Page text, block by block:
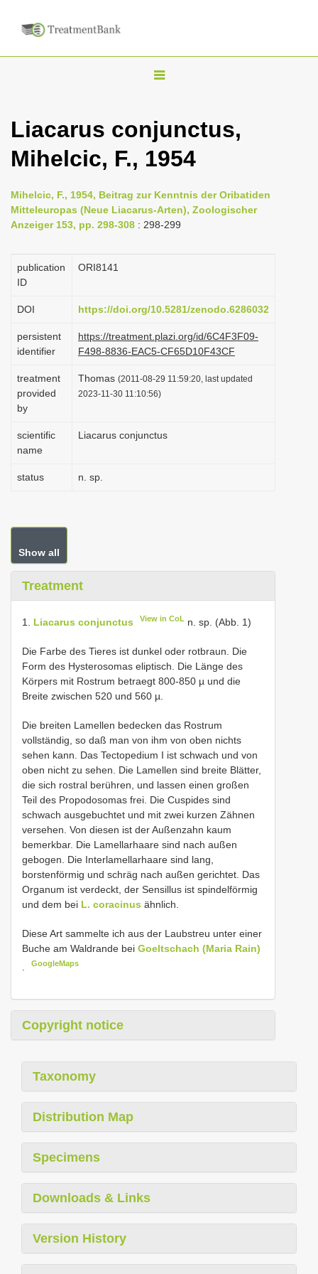
T
l
n
a
i
t
i
o
n
Liacarus conjunctus,
Mihelcic, F., 1954
Mihelcic, F., 1954, Beitrag zur Kenntnis der Oribatiden
Mitteleuropas (Neue Liacarus-Arten), Zoologischer
Anzeiger 153, pp. 298-308 : 298-299
publication
ID
ORI8141
DOI https://doi.org/10.5281/zenodo.6286032
persistent
identifier
https://treatment.plazi.org/id/6C4F3F09-
F498-8836-EAC5-CF65D10F43CF
treatment
provided
by
Thomas (2011-08-29 11:59:20, last updated
2023-11-30 11:10:56)
scientific
name
Liacarus conjunctus
status n. sp.
Show all
Treatment
1. Liacarus conjunctus View in CoL n. sp. (Abb. 1)
Die Farbe des Tieres ist dunkel oder rotbraun. Die
Form des Hysterosomas eliptisch. Die Länge des
Körpers mit Rostrum betraegt 800-850 µ und die
Breite zwischen 520 und 560 µ.
Die breiten Lamellen bedecken das Rostrum
vollständig, so daß man von ihm von oben nichts
sehen kann. Das Tectopedium I ist schwach und von
oben nicht zu sehen. Die Lamellen sind breite Blätter,
die sich rostral berühren, und lassen einen großen
Teil des Propodosomas frei. Die Cuspides sind
schwach ausgebuchtet und mit zwei kurzen Zähnen
versehen. Von diesen ist der Außenzahn kaum
bemerkbar. Die Lamellarhaare sind nach außen
gebogen. Die Interlamellarhaare sind lang,
borstenförmig und schräg nach außen gerichtet. Das
Organum ist verdeckt, der Sensillus ist spindelförmig
und dem bei L. coracinus ähnlich.
Diese Art sammelte ich aus der Laubstreu unter einer
Buche am Waldrande bei Goeltschach (Maria Rain)
GoogleMaps
Copyright notice
Taxonomy
Distribution Map
Specimens
Downloads & Links
Version History